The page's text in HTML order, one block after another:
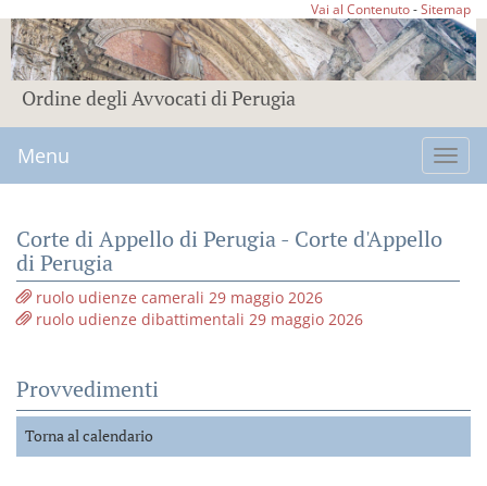
Vai al Contenuto-Sitemap
Ordine degli Avvocati di Perugia
Menu
Corte di Appello di Perugia - Corte d'Appello
di Perugia
ruolo udienze camerali 29 maggio 2026
ruolo udienze dibattimentali 29 maggio 2026
Provvedimenti
Torna al calendario